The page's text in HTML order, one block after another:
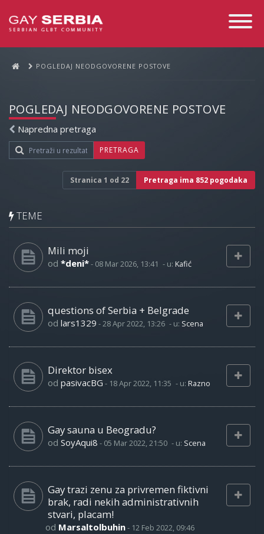
Toggle
POGLEDAJ NEODGOVORENE POSTOVE
POGLEDAJ NEODGOVORENE POSTOVE
Napredna pretraga
PRETRAGA
Stranica 1 od 22 Pretraga ima 852 pogodaka
TEME
Mili moji
od *deni*- 08 Mar 2026, 13:41 - u: Kafić
questions of Serbia + Belgrade
od lars1329 -28 Apr 2022, 13:26 - u: Scena
Direktor bisex
od pasivacBG - 18 Apr 2022, 11:35 - u: Razno
Gay sauna u Beogradu?
od SoyAqui8 - 05 Mar 2022, 21:50 - u: Scena
Gay trazi zenu za privremen fiktivni
brak, radi nekih administrativnih
stvari, placam!
od Marsaltolbuhin- 12 Feb 2022, 09:46